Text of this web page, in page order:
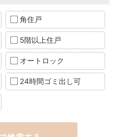
角住戸
5階以上住戸
オートロック
24時間ゴミ出し可